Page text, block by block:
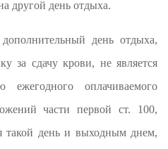
другой день отдыха.
день отдыха,
за сдачу крови, не является
оплачиваемого
части первой ст. 100,
такой день и выходным днем,